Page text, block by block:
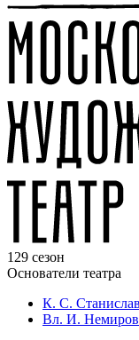
129 сезон
Основатели театра
К. С.
Вл. И.